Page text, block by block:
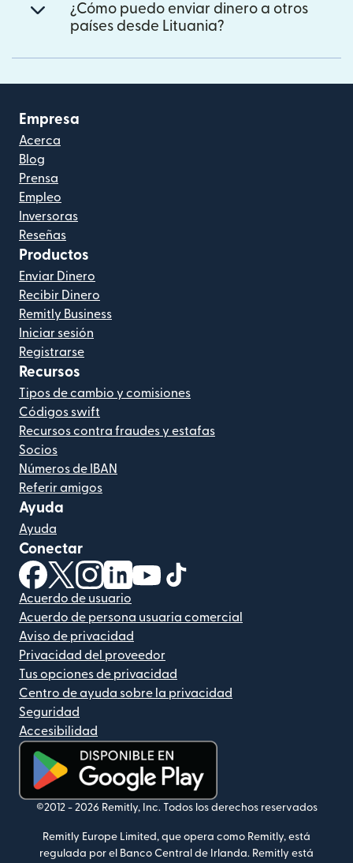
¿Cómo puedo enviar dinero a otros
países desde Lituania?
Empresa
Acerca
Blog
Prensa
Empleo
Inversoras
Reseñas
Productos
Enviar Dinero
Recibir Dinero
Remitly Business
Iniciar sesión
Registrarse
Recursos
Tipos de cambio y comisiones
Códigos swift
Recursos contra fraudes y estafas
Socios
Números de IBAN
Referir amigos
Ayuda
Ayuda
Conectar
(se abre en una ventana nueva)
(se abre en una ventana nueva)
(se abre en una ventana nueva)
(se abre en una ventana nueva)
(se abre en una ventana nueva)
Acuerdo de usuario
Acuerdo de persona usuaria comercial
Aviso de privacidad
Privacidad del proveedor
Tus opciones de privacidad
Centro de ayuda sobre la privacidad
Seguridad
Accesibilidad
(se abre en una ventana nueva)
©2012 - 2026 Remitly, Inc. Todos los derechos reservados
Remitly Europe Limited, que opera como Remitly, está
regulada por el Banco Central de Irlanda. Remitly está